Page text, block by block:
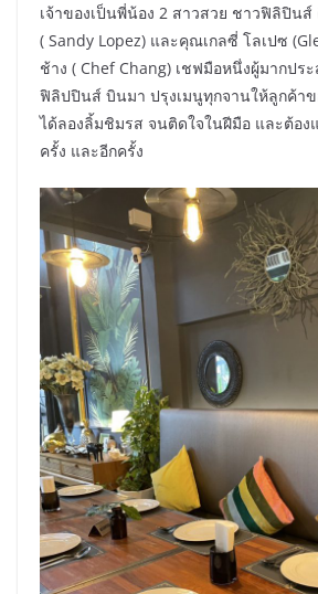
เจ้าของเป็นพี่น้อง 2 สาวสวย ชาวฟิลิปิน
( Sandy Lopez) และคุณเกลซี่ โลเปซ
ช้าง ( Chef Chang) เชฟมือหนึ่งผู้มากปร
ฟิลิปปินส์ บินมา ปรุงเมนูทุกจานให้ลูกค้าข
ได้ลองลิ้มชิมรส จนติดใจในฝีมือ และต้อง
ครั้ง และอีกครั้ง